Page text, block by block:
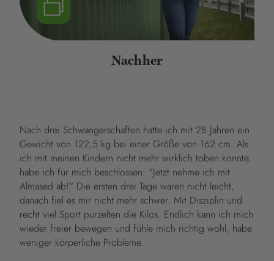
Nachher
Nach drei Schwangerschaften hatte ich mit 28 Jahren ein
Gewicht von 122,5 kg bei einer Größe von 162 cm. Als
ich mit meinen Kindern nicht mehr wirklich toben konnte,
habe ich für mich beschlossen: "Jetzt nehme ich mit
Almased ab!" Die ersten drei Tage waren nicht leicht,
danach fiel es mir nicht mehr schwer. Mit Disziplin und
recht viel Sport purzelten die Kilos. Endlich kann ich mich
wieder freier bewegen und fühle mich richtig wohl, habe
weniger körperliche Probleme.